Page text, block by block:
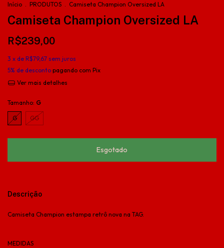
Início . PRODUTOS . Camiseta Champion Oversized LA
Camiseta Champion Oversized LA
R$239,00
3 x de R$79,67 sem juros
5% de desconto pagando com Pix
Ver mais detalhes
Tamanho: G
G GG
Descrição
Camiseta Champion estampa retrô nova na TAG.
MEDIDAS